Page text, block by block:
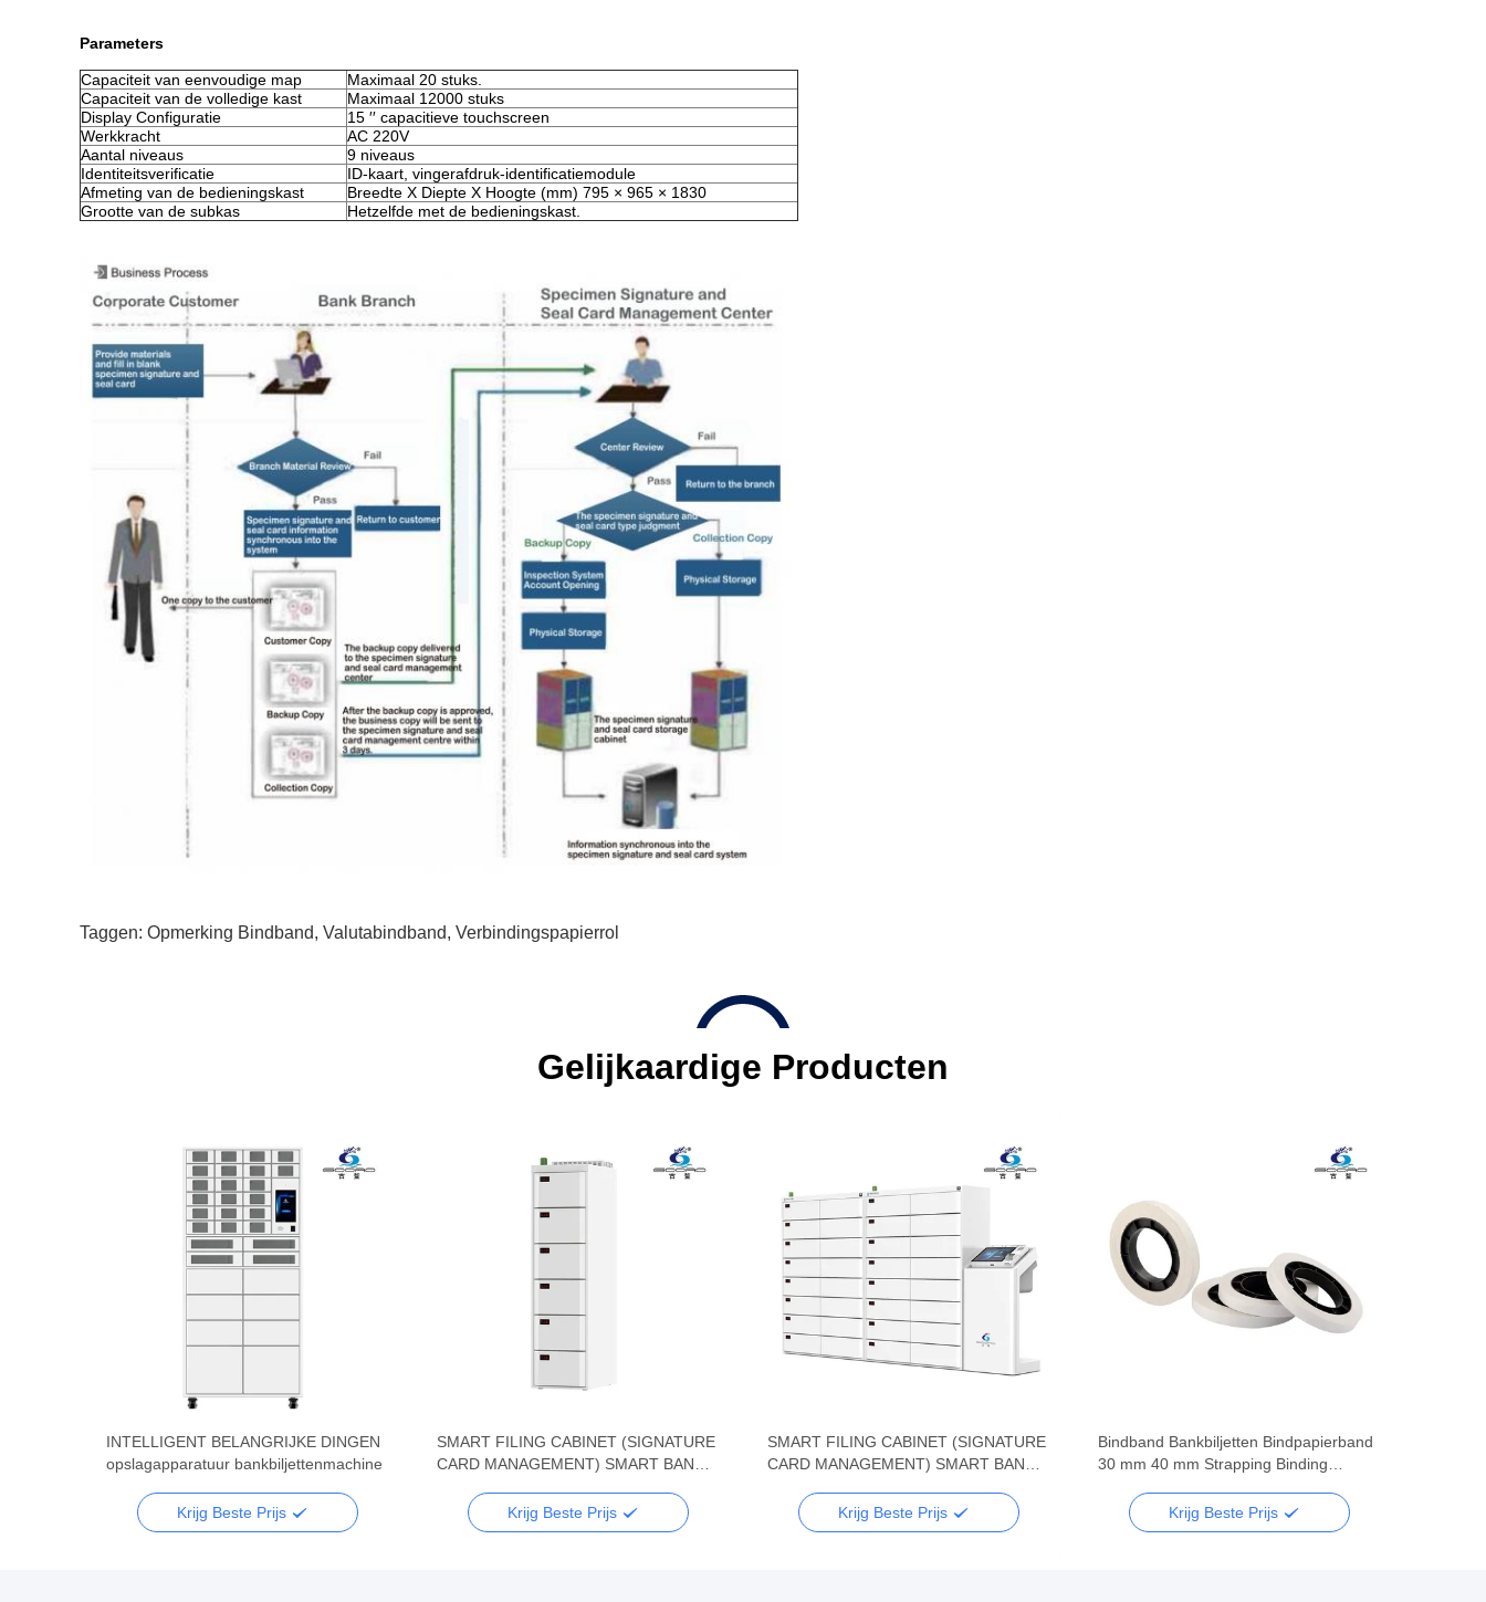
Parameters
Capaciteit van eenvoudige map
Maximaal 20 stuks.
Capaciteit van de volledige kast
Maximaal 12000 stuks
Display Configuratie
15 ′′ capacitieve touchscreen
Werkkracht
AC 220V
Aantal niveaus
9 niveaus
Identiteitsverificatie
ID-kaart, vingerafdruk-identificatiemodule
Afmeting van de bedieningskast
Breedte X Diepte X Hoogte (mm) 795 × 965 × 1830
Grootte van de subkas
Hetzelfde met de bedieningskast.
Taggen: Opmerking Bindband, Valutabindband, Verbindingspapierrol
Gelijkaardige Producten
INTELLIGENT BELANGRIJKE DINGEN
opslagapparatuur bankbiljettenmachine
Krijg Beste Prijs
SMART FILING CABINET (SIGNATURE
CARD MANAGEMENT) SMART BANK-
Krijg Beste Prijs
SMART FILING CABINET (SIGNATURE
CARD MANAGEMENT) SMART BANK-
Krijg Beste Prijs
Bindband Bankbiljetten Bindpapierband
30 mm 40 mm Strapping Binding
Krijg Beste Prijs